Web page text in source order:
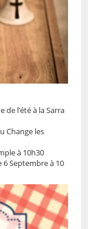
de l’été à la Sarra
Change les
à 10h30
6 Septembre à 10